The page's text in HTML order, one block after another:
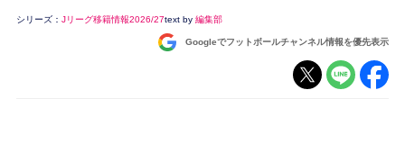
ナショナルチーム
シリーズ： Jリーグ移籍情報2026/27text by 編集部
Googleでフットボールチャンネル情報を優先表示